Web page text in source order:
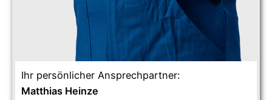
Ihr persönlicher Ansprechpartner:
Matthias Heinze